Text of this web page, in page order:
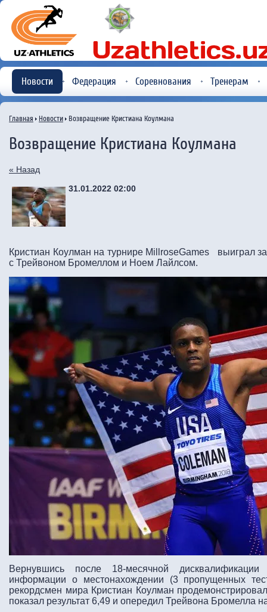
Новости Федерация Соревнования Тренерам
Главная Новости Возвращение Кристиана Коулмана
Возвращение Кристиана Коулмана
« Назад
31.01.2022 02:00
Кристиан Коулман на турнире MillroseGames выиграл
с Трейвоном Бромеллом и Ноем Лайлсом.
Вернувшись после 18-месячной
информации о местонахождении (3 пропущенных
рекордсмен мира Кристиан Коулман
показал результат 6,49 и опередил Трейвона Бромелла